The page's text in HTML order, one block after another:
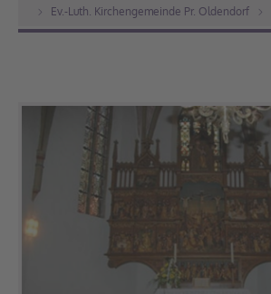
Ev.-Luth. Kirchengemeinde Pr. Oldendorf